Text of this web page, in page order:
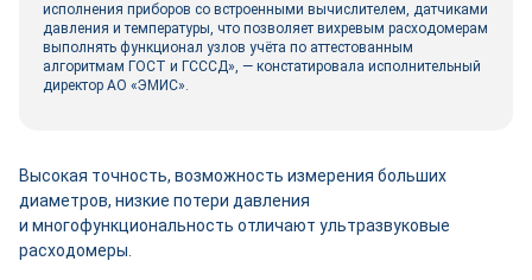
исполнения приборов со встроенными вычислителем, датчиками
давления и температуры, что позволяет вихревым расходомерам
выполнять функционал узлов учёта по аттестованным
алгоритмам ГОСТ и ГСССД», ― констатировала исполнительный
директор АО «ЭМИС».
Высокая точность, возможность измерения больших
диаметров, низкие потери давления
и многофункциональность отличают ультразвуковые
расходомеры.